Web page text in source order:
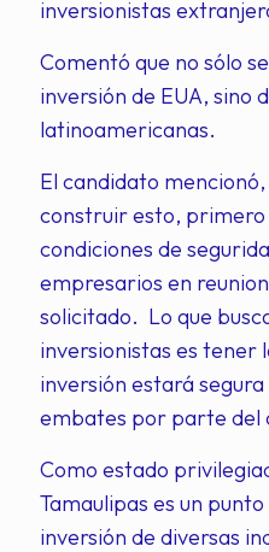
inversionistas
Comentó que no sólo
inversión de EUA, sino
latinoamericanas.
El candidato
construir esto, primero
condiciones de
empresarios en
solicitado. Lo que
inversionistas es tener
inversión estará
embates por parte del
Como estado
Tamaulipas es un
inversión de diversas